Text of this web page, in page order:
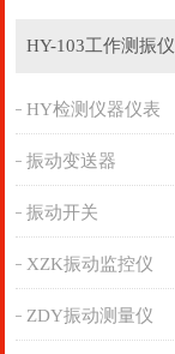
HY-103工作测振仪
HY检测仪器仪表
振动变送器
振动开关
XZK振动监控仪
ZDY振动测量仪